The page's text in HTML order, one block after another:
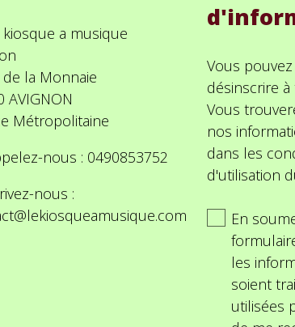
kiosque a musique
la Monnaie
AVIGNON
Métropolitaine
nous : 0490853752
nous :
Vous
désinscrire
Vous
nos
dans les
d'utilisation
En
les
soient
utilisées